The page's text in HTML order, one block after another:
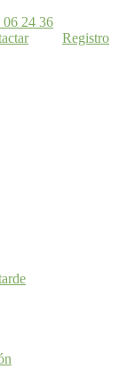
24 36
Registro